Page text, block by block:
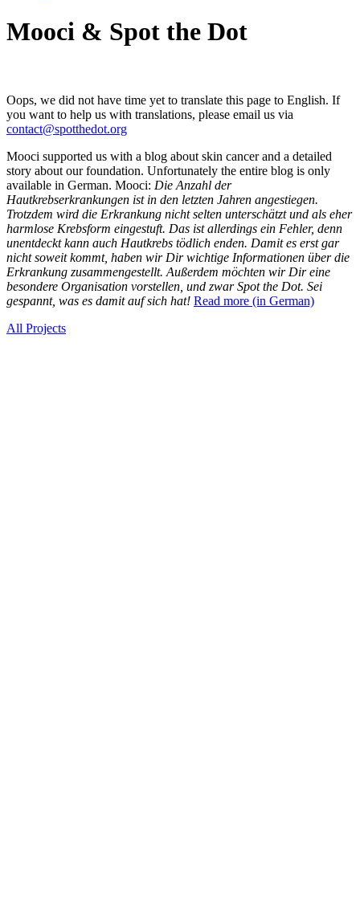
Mooci & Spot the Dot
Oops, we did not have time yet to translate this page to English. If
you want to help us with translations, please email us via
contact@spotthedot.org
Mooci supported us with a blog about skin cancer and a detailed
story about our foundation. Unfortunately the entire blog is only
available in German. Mooci: Die Anzahl der
Hautkrebserkrankungen ist in den letzten Jahren angestiegen.
Trotzdem wird die Erkrankung nicht selten unterschätzt und als eher
harmlose Krebsform eingestuft. Das ist allerdings ein Fehler, denn
unentdeckt kann auch Hautkrebs tödlich enden. Damit es erst gar
nicht soweit kommt, haben wir Dir wichtige Informationen über die
Erkrankung zusammengestellt. Außerdem möchten wir Dir eine
besondere Organisation vorstellen, und zwar Spot the Dot. Sei
gespannt, was es damit auf sich hat! Read more (in German)
All Projects